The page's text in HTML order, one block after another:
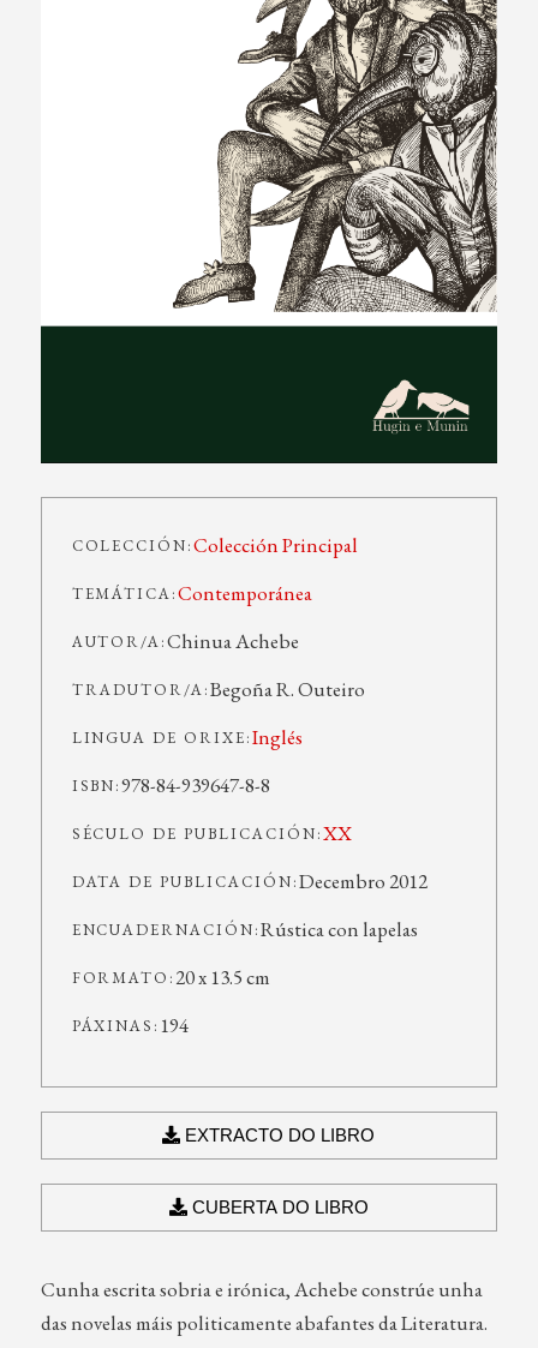
Cunha escrita sobria e irónica, Achebe constrúe unha
das novelas máis politicamente abafantes da Literatura.
COLECCIÓN:Colección Principal
TEMÁTICA:Contemporánea
AUTOR/A:Chinua Achebe
TRADUTOR/A:Begoña R. Outeiro
LINGUA DE ORIXE:Inglés
ISBN:978-84-939647-8-8
SÉCULO DE PUBLICACIÓN:XX
DATA DE PUBLICACIÓN:Decembro 2012
ENCUADERNACIÓN:Rústica con lapelas
FORMATO: 20 x 13.5 cm
PÁXINAS: 194
EXTRACTO DO LIBRO
CUBERTA DO LIBRO